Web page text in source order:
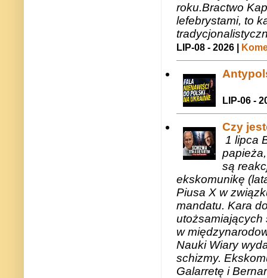
roku.Bractwo
lefebrystami, to
LIP-08 - 2026 |
LIP-06 -
Czy
1 lipca
są
ekskomunikę
Piusa X w
mandatu. Kara
utożsamiających
w
Nauki Wiary
schizmy.
Galarretę i